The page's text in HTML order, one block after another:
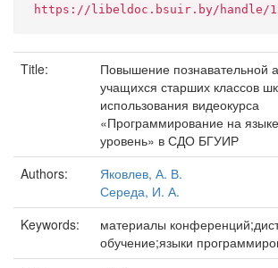
https://libeldoc.bsuir.by/handle/
Title:
Повышение познавательной
учащихся старших классов
использования видеокурса
«Программирование на
уровень» в СДО БГУИР
Authors:
Яковлев, А. В.
Середа, И. А.
Keywords:
материалы
обучение;языки